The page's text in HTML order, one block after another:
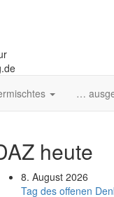
…
heute
8. August 2026
Tag des offenen